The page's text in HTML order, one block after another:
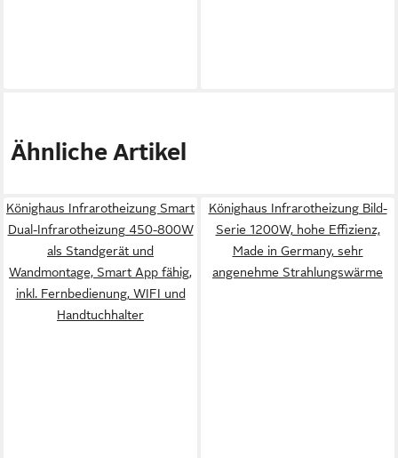
Ähnliche Artikel
Könighaus Infrarotheizung Smart
Dual-Infrarotheizung 450-800W
als Standgerät und
Wandmontage, Smart App fähig,
inkl. Fernbedienung, WIFI und
Handtuchhalter
Könighaus Infrarotheizung Bild-
Serie 1200W, hohe Effizienz,
Made in Germany, sehr
angenehme Strahlungswärme